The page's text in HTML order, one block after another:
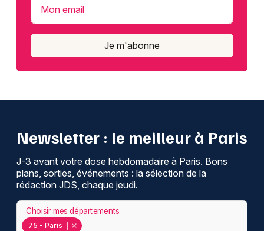
Mon email
Je m'abonne
Newsletter : le meilleur à Paris
J-3 avant votre dose hebdomadaire à Paris. Bons
plans, sorties, événements : la sélection de la
rédaction JDS, chaque jeudi.
75 - Paris
Choisir mes départements